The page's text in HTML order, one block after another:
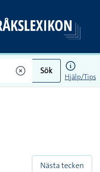
Sök
Hjälp/Tips
Nästa tecken